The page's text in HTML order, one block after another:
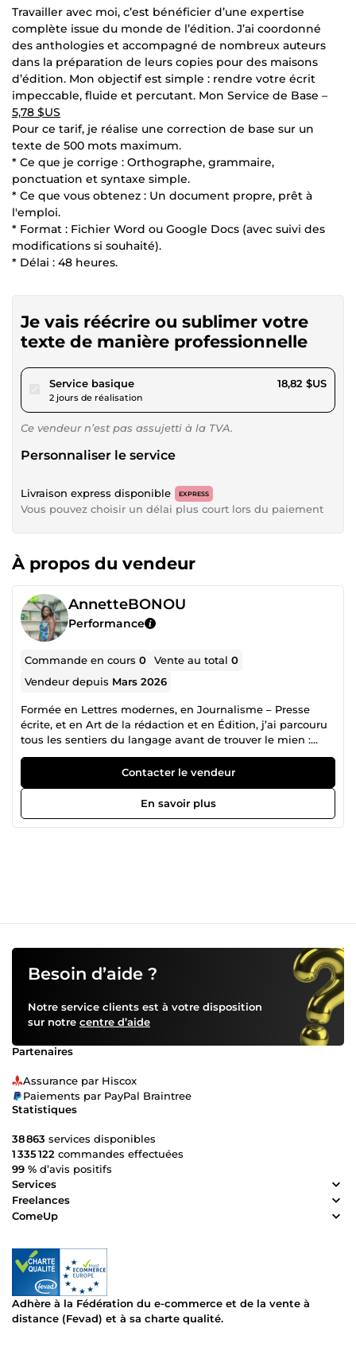
Travailler avec moi, c’est bénéficier d’une expertise
complète issue du monde de l’édition. J’ai coordonné
des anthologies et accompagné de nombreux auteurs
dans la préparation de leurs copies pour des maisons
d’édition. Mon objectif est simple : rendre votre écrit
impeccable, fluide et percutant. Mon Service de Base –
5,78 $US
Pour ce tarif, je réalise une correction de base sur un
texte de 500 mots maximum.
* Ce que je corrige : Orthographe, grammaire,
ponctuation et syntaxe simple.
* Ce que vous obtenez : Un document propre, prêt à
l'emploi.
* Format : Fichier Word ou Google Docs (avec suivi des
modifications si souhaité).
* Délai : 48 heures.
Je vais réécrire ou sublimer votre
texte de manière professionnelle
Service basiquepour 17,34 $US
2 jours de réalisation
18,82 $US
Ce vendeur n’est pas assujetti à la TVA.
Personnaliser le service
Livraison express disponible EXPRESS
Vous pouvez choisir un délai plus court lors du paiement
À propos du vendeur
AnnetteBONOU
Performance
Commande en cours0 Vente au total0
Vendeur depuis Mars 2026
Formée en Lettres modernes, en Journalisme – Presse
écrite, et en Art de la rédaction et en Édition, j’ai parcouru
tous les sentiers du langage avant de trouver le mien :
celui des livres. Je maitrise cet art subtil de faire naître la
justesse d’un texte et la vérité d’une voix. Et depuis, j’en ai
fait ma passion.
Contacter le vendeur
En savoir plus
Besoin d’aide ?
Notre service clients est à votre disposition
sur notre centre d’aide
Partenaires
Assurance par Hiscox
Paiements par PayPal Braintree
Statistiques
38 863 services disponibles
1 335 122 commandes effectuées
99 % d’avis positifs
Services
Freelances
ComeUp
Adhère à la Fédération du e-commerce et de la vente à
distance (Fevad) et à sa charte qualité.